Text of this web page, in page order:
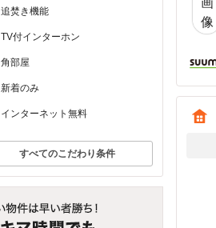
追焚き機能
TV付インターホン
角部屋
新着のみ
インターネット無料
すべてのこだわり条件